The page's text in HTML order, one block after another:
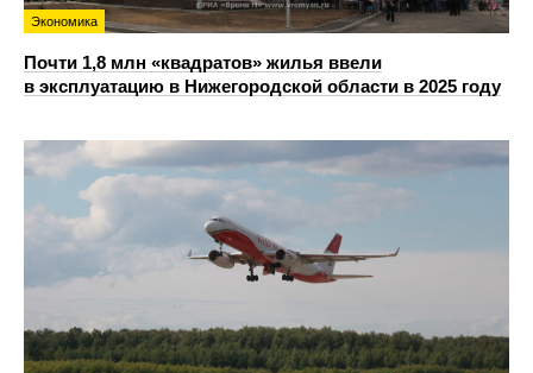
Экономика
Почти 1,8 млн «квадратов» жилья ввели
в эксплуатацию в Нижегородской области в 2025 году